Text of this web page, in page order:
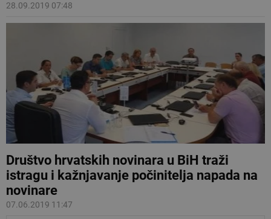
28.09.2019 07:48
Društvo hrvatskih novinara u BiH traži
istragu i kažnjavanje počinitelja napada na
novinare
07.06.2019 11:47